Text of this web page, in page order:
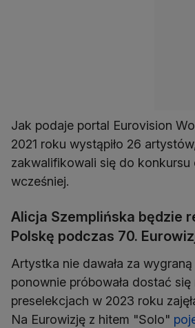
Jak podaje portal Eurovision
2021 roku wystąpiło 26
zakwalifikowali się do konkursu
wcześniej.
Alicja Szemplińska będzie
Polskę podczas 70.
Artystka nie dawała za
ponownie próbowała dostać się
preselekcjach w 2023 roku
Na Eurowizję z hitem "Solo"